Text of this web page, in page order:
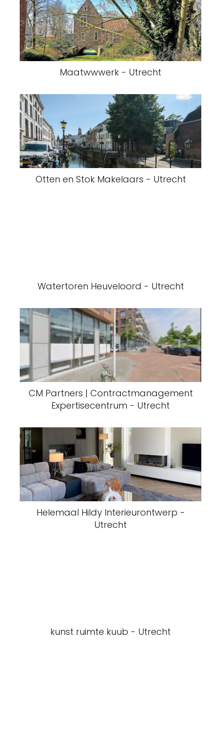
Maatwwwerk - Utrecht
Otten en Stok Makelaars - Utrecht
Watertoren Heuveloord - Utrecht
CM Partners | Contractmanagement
Expertisecentrum - Utrecht
Helemaal Hildy Interieurontwerp -
Utrecht
kunst ruimte kuub - Utrecht